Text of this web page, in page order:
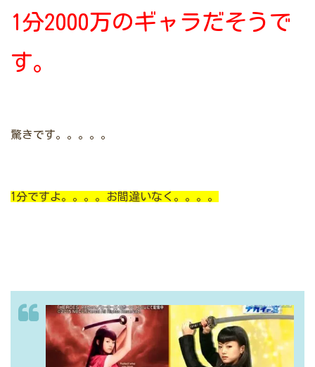
1分2000万のギャラだそうで
す。
驚きです。。。。。
1分ですよ。。。。お間違いなく。。。。